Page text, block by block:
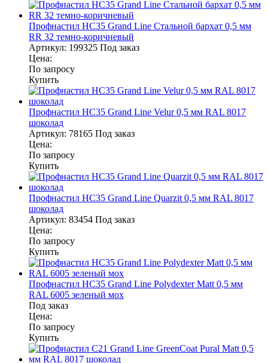
Профнастил НС35 Grand Line Стальной бархат 0,5 мм
RR 32 темно-коричневый
Артикул: 199325 Под заказ
Цена:
По запросу
Купить
Профнастил НС35 Grand Line Velur 0,5 мм RAL 8017
шоколад
Артикул: 78165 Под заказ
Цена:
По запросу
Купить
Профнастил НС35 Grand Line Quarzit 0,5 мм RAL 8017
шоколад
Артикул: 83454 Под заказ
Цена:
По запросу
Купить
Профнастил НС35 Grand Line Polydexter Matt 0,5 мм
RAL 6005 зеленый мох
Под заказ
Цена:
По запросу
Купить